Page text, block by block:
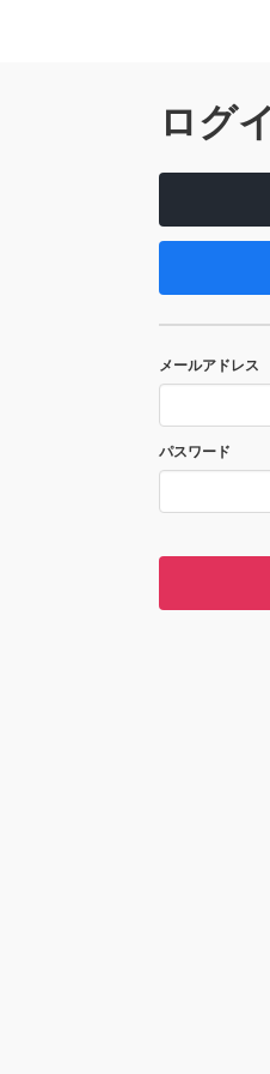
ログ
メールアドレス
パスワード